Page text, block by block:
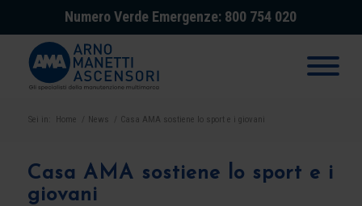
Numero Verde Emergenze: 800 754 020
Sei in: Home News Casa AMA sostiene lo sport e i giovani
Casa AMA sostiene lo sport e i
giovani